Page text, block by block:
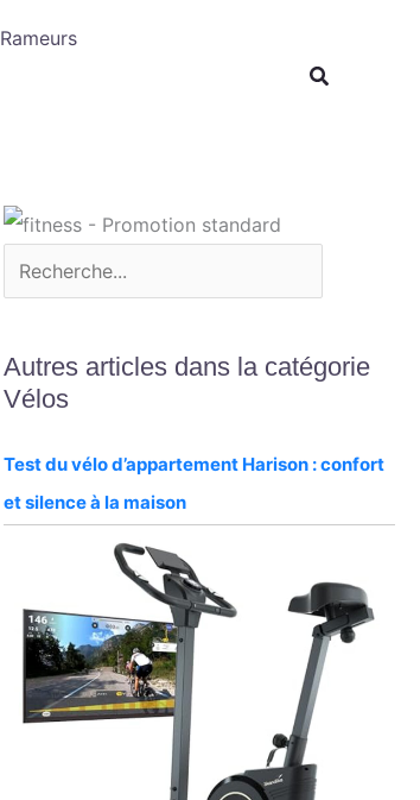
Rameurs
r
c
r
Autres articles dans la catégorie
Vélos
Test du vélo d’appartement Harison : confort
et silence à la maison